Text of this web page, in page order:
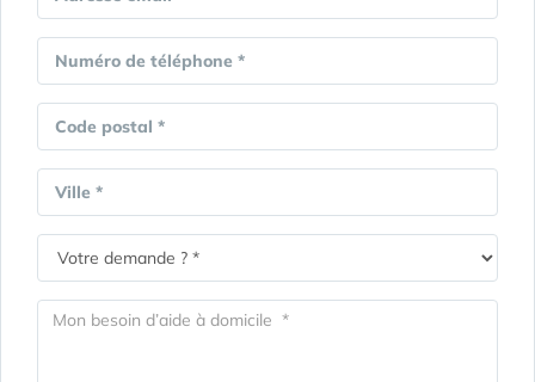
Numéro de téléphone *
Code postal *
Ville *